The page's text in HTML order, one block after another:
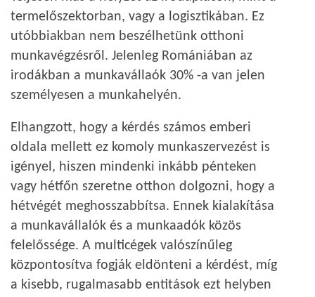
termelőszektorban, vagy a logisztikában. Ez
utóbbiakban nem beszélhetünk otthoni
munkavégzésről. Jelenleg Romániában az
irodákban a munkavállaók 30% -a van jelen
személyesen a munkahelyén.
Elhangzott, hogy a kérdés számos emberi
oldala mellett ez komoly munkaszervezést is
igényel, hiszen mindenki inkább pénteken
vagy hétfőn szeretne otthon dolgozni, hogy a
hétvégét meghosszabbítsa. Ennek kialakítása
a munkavállalók és a munkaadók közös
felelőssége. A multicégek valószínűleg
központosítva fogják eldönteni a kérdést, míg
a kisebb, rugalmasabb entitások ezt helyben